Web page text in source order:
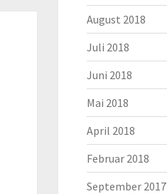
August 2018
Juli 2018
Juni 2018
Mai 2018
April 2018
Februar 2018
September 2017